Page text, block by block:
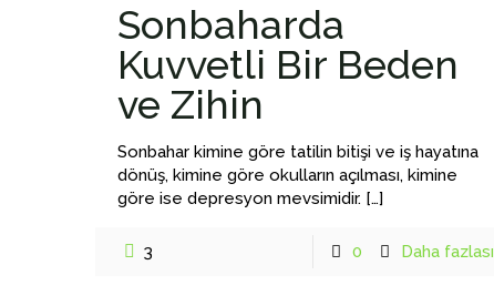
Sonbaharda
Kuvvetli Bir Beden
ve Zihin
Sonbahar kimine göre tatilin bitişi ve iş hayatına
dönüş, kimine göre okulların açılması, kimine
göre ise depresyon mevsimidir. […]
3 0 Daha fazlası